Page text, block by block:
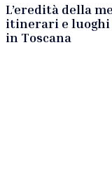
L’eredità della
itinerari e luoghi
in Toscana